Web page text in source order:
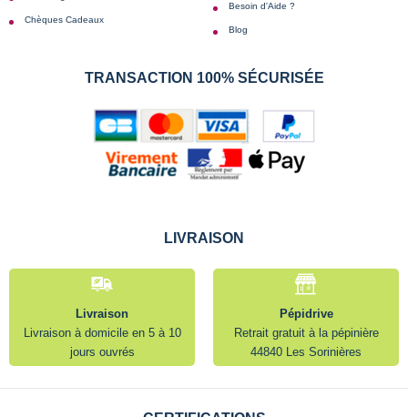
Chèques Cadeaux
Besoin d'Aide ?
Blog
TRANSACTION 100% SÉCURISÉE
LIVRAISON
Livraison
Livraison à domicile en 5 à 10
jours ouvrés
Pépidrive
Retrait gratuit à la pépinière
44840 Les Sorinières